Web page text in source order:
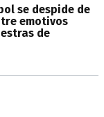
se despide de
emotivos
de